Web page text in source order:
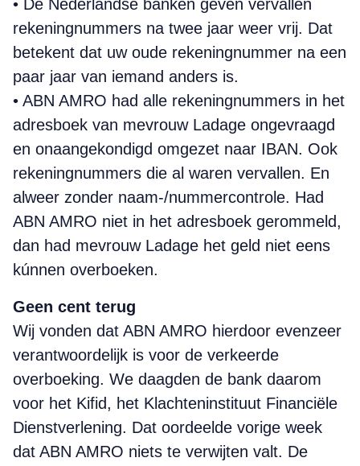
• De Nederlandse banken geven vervallen
rekeningnummers na twee jaar weer vrij. Dat
betekent dat uw oude rekeningnummer na een
paar jaar van iemand anders is.
• ABN AMRO had alle rekeningnummers in het
adresboek van mevrouw Ladage ongevraagd
en onaangekondigd omgezet naar IBAN. Ook
rekeningnummers die al waren vervallen. En
alweer zonder naam-/nummercontrole. Had
ABN AMRO niet in het adresboek gerommeld,
dan had mevrouw Ladage het geld niet eens
kúnnen overboeken.
Geen cent terug
Wij vonden dat ABN AMRO hierdoor evenzeer
verantwoordelijk is voor de verkeerde
overboeking. We daagden de bank daarom
voor het Kifid, het Klachteninstituut Financiële
Dienstverlening. Dat oordeelde vorige week
dat ABN AMRO niets te verwijten valt. De